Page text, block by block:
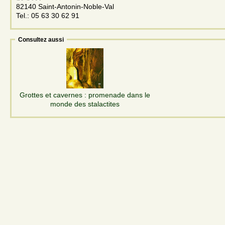
82140 Saint-Antonin-Noble-Val
Tel.: 05 63 30 62 91
Consultez aussi
Grottes et cavernes : promenade dans le
monde des stalactites